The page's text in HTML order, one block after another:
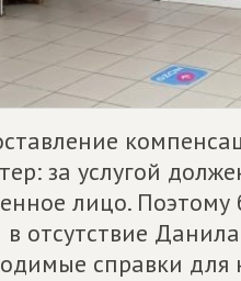
за услугой
лицо.
в отсутствие
справки для